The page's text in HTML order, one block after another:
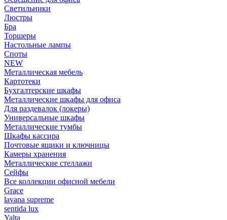
Светильники
Люстры
Бра
Торшеры
Настольные лампы
Споты
NEW
Металлическая мебель
Картотеки
Бухгалтерские шкафы
Металлические шкафы для офиса
Для раздевалок (локеры)
Универсальные шкафы
Металлические тумбы
Шкафы кассира
Почтовые ящики и ключницы
Камеры хранения
Металлические стеллажи
Сейфы
Все коллекции офисной мебели
Grace
lavana supreme
sentida lux
Yalta